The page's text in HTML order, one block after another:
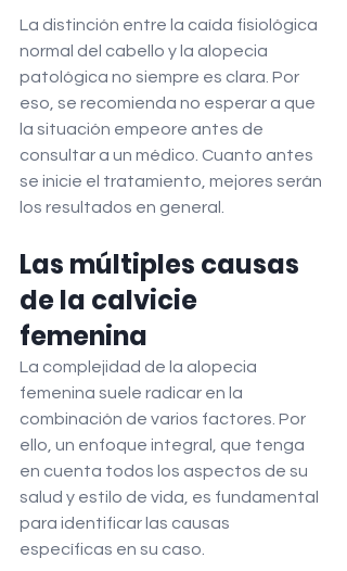
La distinción entre la caída fisiológica
normal del cabello y la alopecia
patológica no siempre es clara. Por
eso, se recomienda no esperar a que
la situación empeore antes de
consultar a un médico. Cuanto antes
se inicie el tratamiento, mejores serán
los resultados en general.
Las múltiples causas
de la calvicie
femenina
La complejidad de la alopecia
femenina suele radicar en la
combinación de varios factores. Por
ello, un enfoque integral, que tenga
en cuenta todos los aspectos de su
salud y estilo de vida, es fundamental
para identificar las causas
específicas en su caso.